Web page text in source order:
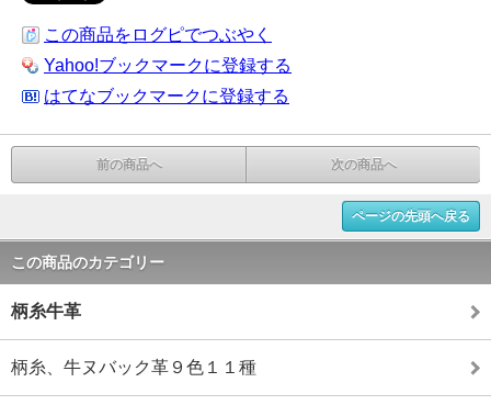
この商品をログピでつぶやく
Yahoo!ブックマークに登録する
はてなブックマークに登録する
前の商品へ 次の商品へ
ページの先頭へ戻る
この商品のカテゴリー
柄糸牛革
柄糸、牛ヌバック革９色１１種